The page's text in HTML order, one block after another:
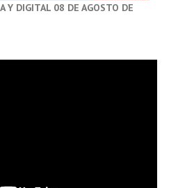
Y DIGITAL 08 DE AGOSTO DE